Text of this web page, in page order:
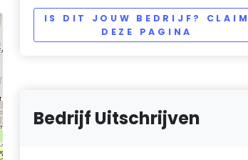
IS DIT JOUW BEDRIJF? CLAIM
DEZE PAGINA
Bedrijf Uitschrijven